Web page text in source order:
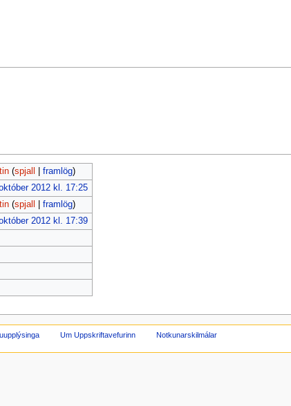
(spjall framlög)
2012 kl. 17:25
(spjall framlög)
2012 kl. 17:39
Um Uppskriftavefurinn Notkunarskilmálar